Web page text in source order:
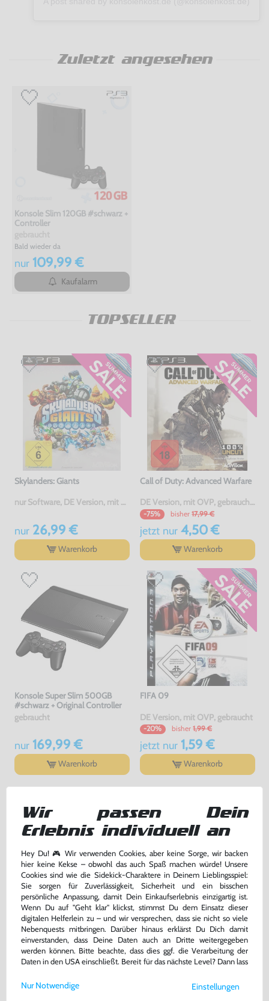
Zuletzt angesehen
Konsole Slim 120GB #schwarz +
Controller
Bald wieder da
nur109,99 €
Kaufalarm
TOPSELLER
Skylanders: Giants
nur Software, DE Version, mit OVP, gebraucht
nur26,99 €
Warenkorb
Call of Duty: Advanced Warfare
DE Version, mit OVP, gebraucht, USK18
-75% bisher 17,99 €
jetzt nur4,50 €
Warenkorb
Konsole Super Slim 500GB
#schwarz + Original Controller
gebraucht
nur169,99 €
Warenkorb
FIFA 09
DE Version, mit OVP, gebraucht
-20% bisher 1,99 €
jetzt nur1,59 €
Warenkorb
GEKAUFT
Pokemon Gelbe & Rote
Editionen
DEUTSCH, gebraucht
Wir passen Dein
Erlebnis individuell an
Hey Du! 🎮 Wir verwenden Cookies, aber keine Sorge, wir backen
hier keine Kekse – obwohl das auch Spaß machen würde! Unsere
Cookies sind wie die Sidekick-Charaktere in Deinem Lieblingsspiel:
Sie sorgen für Zuverlässigkeit, Sicherheit und ein bisschen
persönliche Anpassung, damit Dein Einkaufserlebnis einzigartig ist.
Wenn Du auf "Geht klar" klickst, stimmst Du dem Einsatz dieser
digitalen Helferlein zu – und wir versprechen, dass sie nicht so viele
Nebenquests mitbringen. Darüber hinaus erklärst Du Dich damit
einverstanden, dass Deine Daten auch an Dritte weitergegeben
werden können. Bitte beachte, dass dies ggf. die Verarbeitung der
Daten in den USA einschließt. Bereit für das nächste Level? Dann lass
Weitere Informationen zu den von uns verwendeten Cookies und
Einstellungen
Nur Notwendige